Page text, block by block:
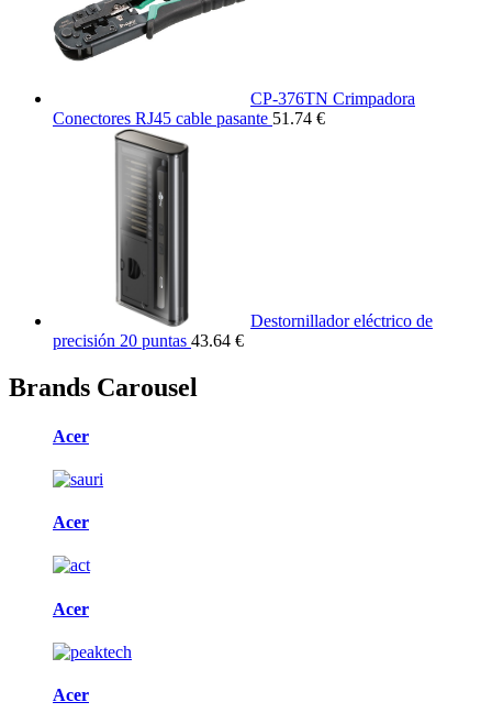
CP-376TN Crimpadora
Conectores RJ45 cable pasante 51.74 €
Destornillador eléctrico de
precisión 20 puntas 43.64 €
Brands Carousel
Acer
Acer
Acer
Acer